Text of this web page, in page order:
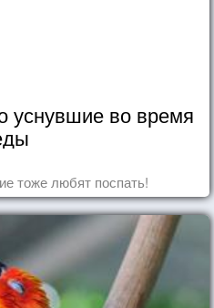
уснувшие во время
тоже любят поспать!